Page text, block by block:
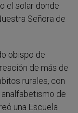
el solar donde
Señora de
obispo de
de más de
rurales, con
de
una Escuela